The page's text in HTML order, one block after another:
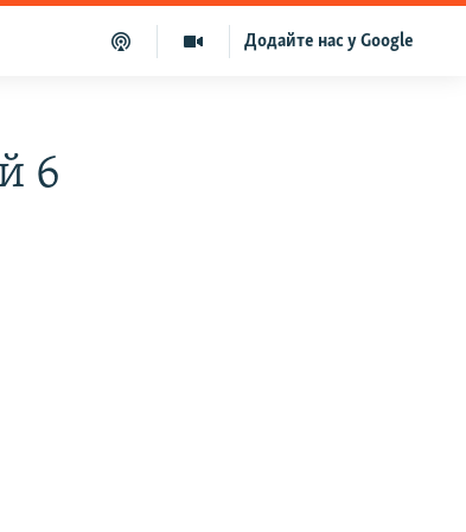
Додайте нас у Google
6